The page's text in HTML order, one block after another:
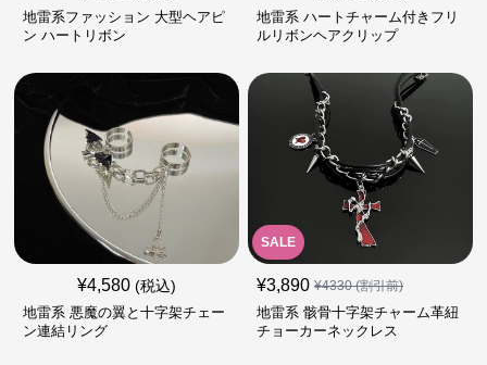
地雷系ファッション 大型ヘアピ
ン ハートリボン
地雷系 ハートチャーム付きフリ
ルリボンヘアクリップ
¥4,580 (税込)
地雷系 悪魔の翼と十字架チェー
ン連結リング
SALE
¥3,890 ¥4330(割引前)
地雷系 骸骨十字架チャーム革紐
チョーカーネックレス